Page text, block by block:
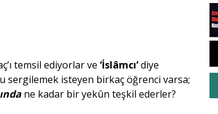
temsil ediyorlar ve‘İslâmcı’diye
sergilemek isteyen birkaç öğrenci varsa;
ne kadar bir yekûn teşkil ederler?